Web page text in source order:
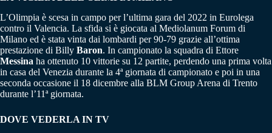
L’Olimpia è scesa in campo per l’ultima gara del 2022 in Eurolega
contro il Valencia. La sfida si è giocata al Mediolanum Forum di
Milano ed è stata vinta dai lombardi per 90-79 grazie all’ottima
prestazione di Billy Baron. In campionato la squadra di Ettore
Messina ha ottenuto 10 vittorie su 12 partite, perdendo una prima volta
in casa del Venezia durante la 4ª giornata di campionato e poi in una
seconda occasione il 18 dicembre alla BLM Group Arena di Trento
durante l’11ª giornata.
DOVE VEDERLA IN TV